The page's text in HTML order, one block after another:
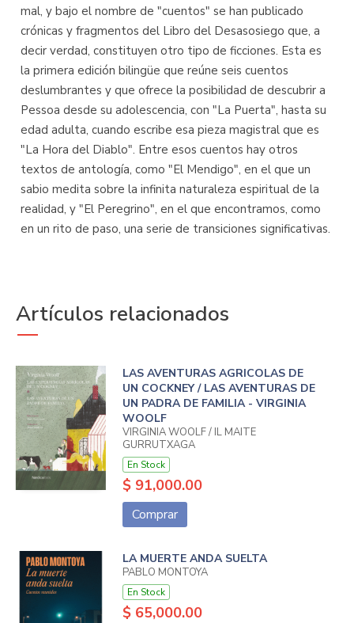
mal, y bajo el nombre de "cuentos" se han publicado
crónicas y fragmentos del Libro del Desasosiego que, a
decir verdad, constituyen otro tipo de ficciones. Esta es
la primera edición bilingüe que reúne seis cuentos
deslumbrantes y que ofrece la posibilidad de descubrir a
Pessoa desde su adolescencia, con "La Puerta", hasta su
edad adulta, cuando escribe esa pieza magistral que es
"La Hora del Diablo". Entre esos cuentos hay otros
textos de antología, como "El Mendigo", en el que un
sabio medita sobre la infinita naturaleza espiritual de la
realidad, y "El Peregrino", en el que encontramos, como
en un rito de paso, una serie de transiciones significativas.
Artículos relacionados
LAS AVENTURAS AGRICOLAS DE
UN COCKNEY / LAS AVENTURAS DE
UN PADRA DE FAMILIA - VIRGINIA
WOOLF
VIRGINIA WOOLF / IL MAITE
GURRUTXAGA
En Stock
$ 91,000.00
Comprar
LA MUERTE ANDA SUELTA
PABLO MONTOYA
En Stock
$ 65,000.00